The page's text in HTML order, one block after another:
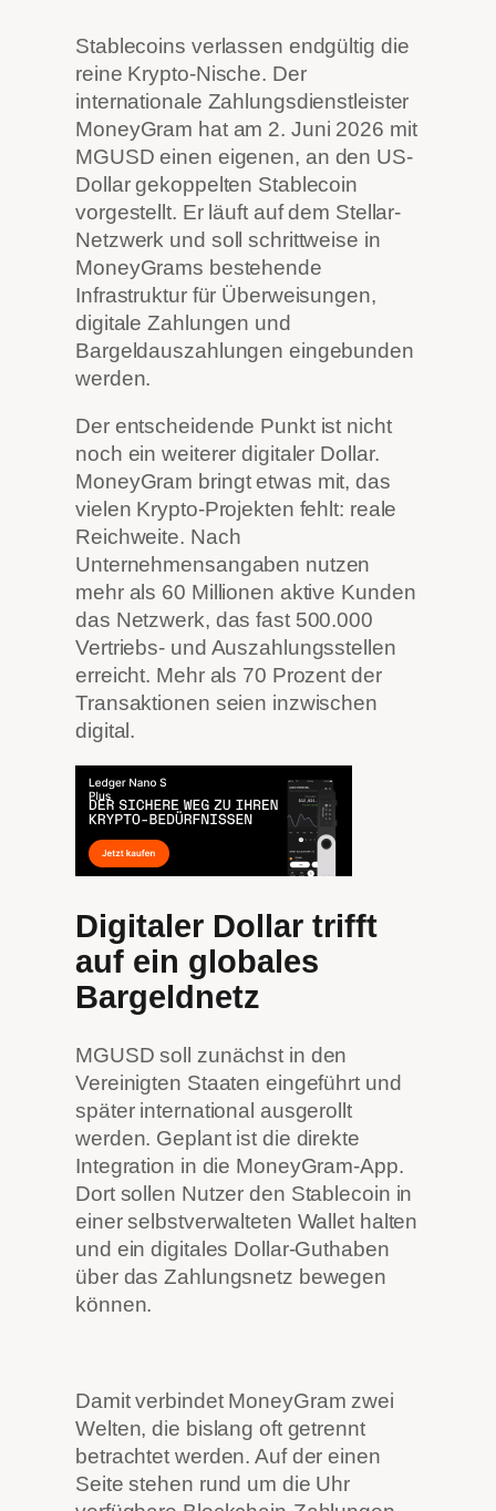
Stablecoins verlassen endgültig die
reine Krypto-Nische. Der
internationale Zahlungsdienstleister
MoneyGram hat am 2. Juni 2026 mit
MGUSD einen eigenen, an den US-
Dollar gekoppelten Stablecoin
vorgestellt. Er läuft auf dem Stellar-
Netzwerk und soll schrittweise in
MoneyGrams bestehende
Infrastruktur für Überweisungen,
digitale Zahlungen und
Bargeldauszahlungen eingebunden
werden.
Der entscheidende Punkt ist nicht
noch ein weiterer digitaler Dollar.
MoneyGram bringt etwas mit, das
vielen Krypto-Projekten fehlt: reale
Reichweite. Nach
Unternehmensangaben nutzen
mehr als 60 Millionen aktive Kunden
das Netzwerk, das fast 500.000
Vertriebs- und Auszahlungsstellen
erreicht. Mehr als 70 Prozent der
Transaktionen seien inzwischen
digital.
Digitaler Dollar trifft
auf ein globales
Bargeldnetz
MGUSD soll zunächst in den
Vereinigten Staaten eingeführt und
später international ausgerollt
werden. Geplant ist die direkte
Integration in die MoneyGram-App.
Dort sollen Nutzer den Stablecoin in
einer selbstverwalteten Wallet halten
und ein digitales Dollar-Guthaben
über das Zahlungsnetz bewegen
können.
Damit verbindet MoneyGram zwei
Welten, die bislang oft getrennt
betrachtet werden. Auf der einen
Seite stehen rund um die Uhr